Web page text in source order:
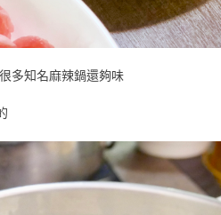
多知名麻辣鍋還夠味